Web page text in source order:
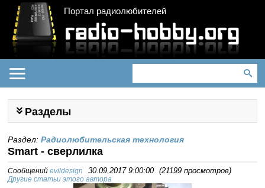
Портал радиолюбителей
Разделы
Раздел:Радиолюбительская технология
Smart - сверлилка
Сообщенийevildesign 30.09.2017 9:00:00 (21199 просмотров)
Другие статьи этого автора